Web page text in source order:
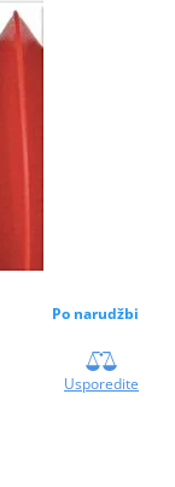
Po narudžbi
Usporedite